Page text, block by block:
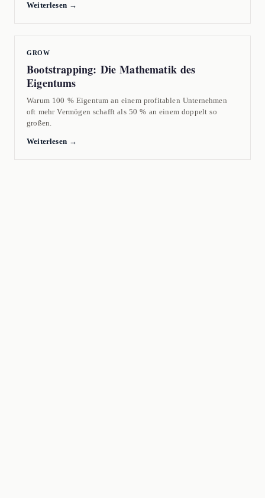
Weiterlesen →
GROW
Bootstrapping: Die Mathematik des
Eigentums
Warum 100 % Eigentum an einem profitablen Unternehmen
oft mehr Vermögen schafft als 50 % an einem doppelt so
großen.
Weiterlesen →